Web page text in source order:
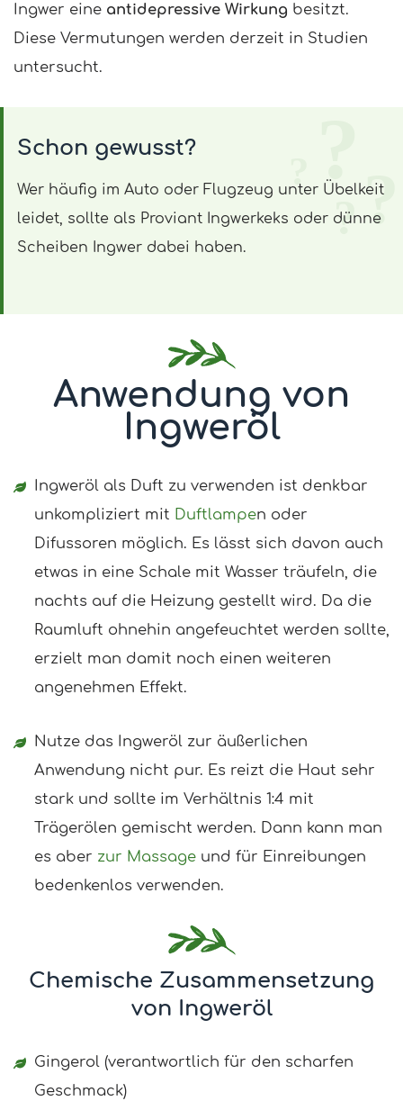
Ingwer eine antidepressive Wirkung besitzt.
Diese Vermutungen werden derzeit in Studien
untersucht.
Schon gewusst?
Wer häufig im Auto oder Flugzeug unter Übelkeit
leidet, sollte als Proviant Ingwerkeks oder dünne
Scheiben Ingwer dabei haben.
Anwendung von
Ingweröl
Ingweröl als Duft zu verwenden ist denkbar
unkompliziert mit Duftlampen oder
Difussoren möglich. Es lässt sich davon auch
etwas in eine Schale mit Wasser träufeln, die
nachts auf die Heizung gestellt wird. Da die
Raumluft ohnehin angefeuchtet werden sollte,
erzielt man damit noch einen weiteren
angenehmen Effekt.
Nutze das Ingweröl zur äußerlichen
Anwendung nicht pur. Es reizt die Haut sehr
stark und sollte im Verhältnis 1:4 mit
Trägerölen gemischt werden. Dann kann man
es aber zur Massageund für Einreibungen
bedenkenlos verwenden.
Chemische Zusammensetzung
von Ingweröl
Gingerol (verantwortlich für den scharfen
Geschmack)